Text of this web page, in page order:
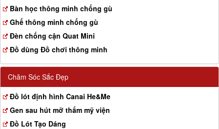
Bàn học thông minh chống gù
Ghế thông minh chống gù
Đèn chống cận Quat Mini
Đồ dùng Đồ chơi thông minh
Chăm Sóc Sắc Đẹp
Đồ lót định hình Canai He&Me
Gen sau hút mỡ thẩm mỹ viện
Đồ Lót Tạo Dáng